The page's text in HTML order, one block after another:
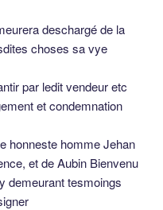
deschargé de la
choses sa vye
par ledit vendeur etc
et condemnation
honneste homme Jehan
et de Aubin Bienvenu
demeurant tesmoings